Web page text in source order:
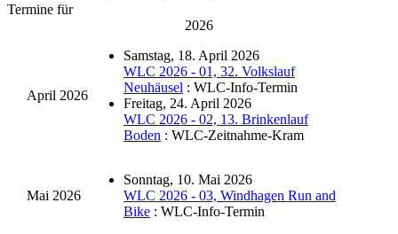
Termine für
2026
April 2026
Samstag, 18. April 2026
WLC 2026 - 01, 32. Volkslauf
Neuhäusel : WLC-Info-Termin
Freitag, 24. April 2026
WLC 2026 - 02, 13. Brinkenlauf
Boden : WLC-Zeitnahme-Kram
Mai 2026
Sonntag, 10. Mai 2026
WLC 2026 - 03, Windhagen Run and
Bike : WLC-Info-Termin